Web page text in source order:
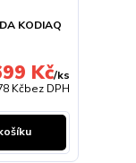
KODIAQ
Kč/ks
Kčbez DPH